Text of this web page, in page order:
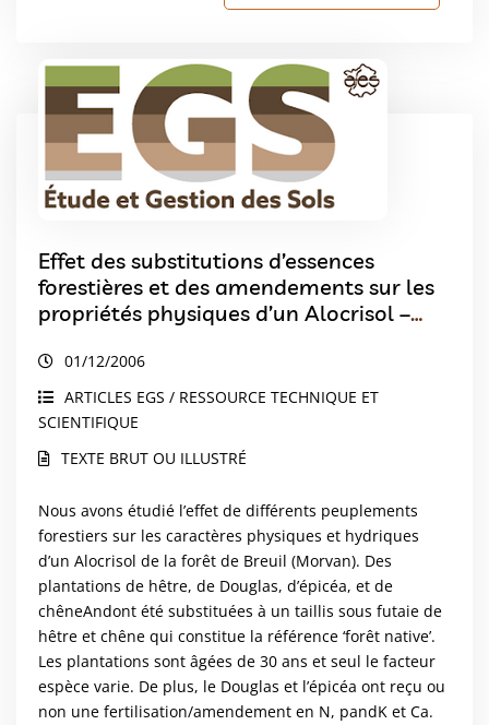
Effet des substitutions d’essences
forestières et des amendements sur les
propriétés physiques d’un Alocrisol –
Chenue, morvan, France
01/12/2006
ARTICLES EGS / RESSOURCE TECHNIQUE ET
SCIENTIFIQUE
TEXTE BRUT OU ILLUSTRÉ
Nous avons étudié l’effet de différents peuplements
forestiers sur les caractères physiques et hydriques
d’un Alocrisol de la forêt de Breuil (Morvan). Des
plantations de hêtre, de Douglas, d’épicéa, et de
chêneAndont été substituées à un taillis sous futaie de
hêtre et chêne qui constitue la référence ‘forêt native’.
Les plantations sont âgées de 30 ans et seul le facteur
espèce varie. De plus, le Douglas et l’épicéa ont reçu ou
non une fertilisation/amendement en N, pandK et Ca.